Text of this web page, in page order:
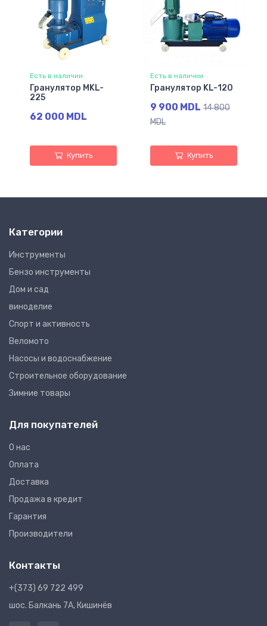
Есть в наличии
Гранулятор MKL-
225
62 000 MDL
Купить
Есть в наличии
Гранулятор KL-120
9 900 MDL 14 800
MDL
Купить
Категории
Инструменты
Бензо инструменты
Дом и сад
виноделие
Спорт и активность
Веломото
Насосы и водоснабжение
Строительное оборудование
Зимние товары
Для покупателей
О нас
Оплата
Доставка
Продажа в кредит
Гарантия
Производители
Контакты
+(373) 69 722 499
шос. Балкань 7A, Кишинёв